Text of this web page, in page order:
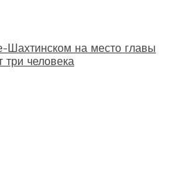
Шахтинском на место главы
три человека